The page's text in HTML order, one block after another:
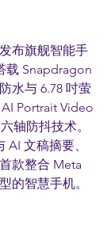
布旗舰智能手
载 Snapdragon
水与 6.78 吋萤
Portrait Video
轴防抖技术。
AI 文稿摘要、
款整合 Meta
的智慧手机。